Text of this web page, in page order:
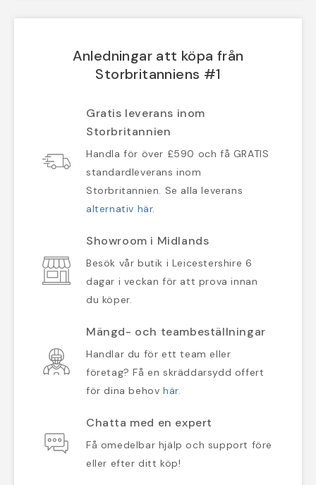
Anledningar att köpa från
Storbritanniens #1
Gratis leverans inom
Storbritannien
Handla för över £590 och få GRATIS
standardleverans inom
Storbritannien. Se alla leverans
alternativ här.
Showroom i Midlands
Besök vår butik i Leicestershire 6
dagar i veckan för att prova innan
du köper.
Mängd- och teambeställningar
Handlar du för ett team eller
företag? Få en skräddarsydd offert
för dina behov här.
Chatta med en expert
Få omedelbar hjälp och support före
eller efter ditt köp!